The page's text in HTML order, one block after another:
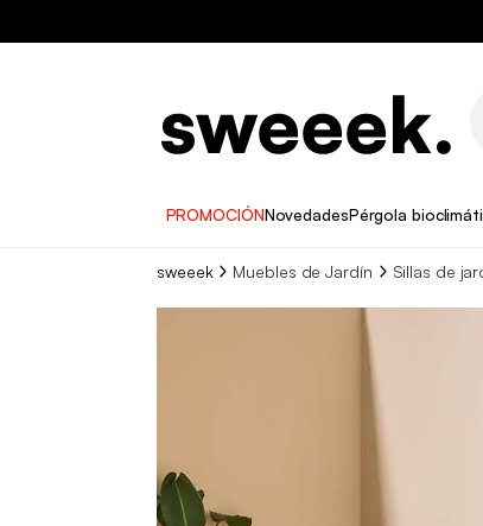
PROMOCIÓNNovedadesPérgola
sweeek Muebles de Jardín Sillas de